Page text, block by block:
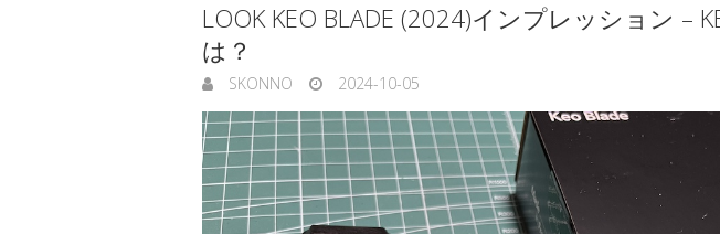
LOOK KEO BLADE (2024)インプレッション –
は？
SKONNO 2024-10-05